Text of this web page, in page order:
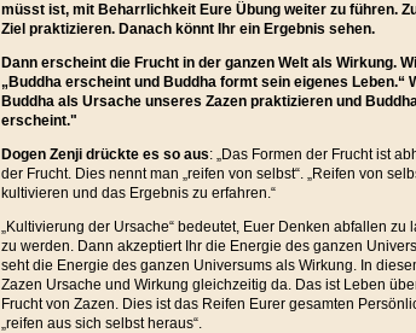
müsst ist, mit Beharrlichkeit Eure Übung weiter zu führen.
Ziel praktizieren. Danach könnt Ihr ein Ergebnis sehen.
Dann erscheint die Frucht in der ganzen Welt als Wirkung.
„Buddha erscheint und Buddha formt sein eigenes Leben.“
Buddha als Ursache unseres Zazen praktizieren und
erscheint."
Dogen Zenji drückte es so aus: „Das Formen der Frucht ist
der Frucht. Dies nennt man „reifen von selbst“. „Reifen von
kultivieren und das Ergebnis zu erfahren.“
„Kultivierung der Ursache“ bedeutet, Euer Denken abfallen zu
zu werden. Dann akzeptiert Ihr die Energie des ganzen
seht die Energie des ganzen Universums als Wirkung. In
Zazen Ursache und Wirkung gleichzeitig da. Das ist Leben
Frucht von Zazen. Dies ist das Reifen Eurer gesamten
„reifen aus sich selbst heraus“.